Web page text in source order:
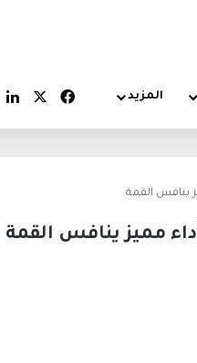
المزيد فيسبوك